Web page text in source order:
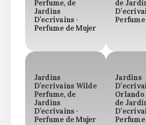
Perfume, de
Jardins
D’ecrivains ·
Perfume de Mujer
de
Jardins
D’ecrivains Wilde
Perfume, de
Jardins
D’ecrivains ·
Perfume de Mujer
Jardins
Orlando
de